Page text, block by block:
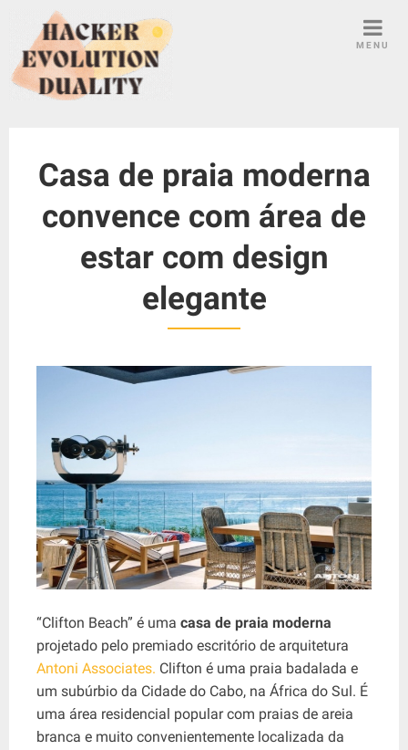
MENU
Casa de praia moderna
convence com área de
estar com design
elegante
“Clifton Beach” é uma casa de praia moderna
projetado pelo premiado escritório de arquitetura
Antoni Associates. Clifton é uma praia badalada e
um subúrbio da Cidade do Cabo, na África do Sul. É
uma área residencial popular com praias de areia
branca e muito convenientemente localizada da